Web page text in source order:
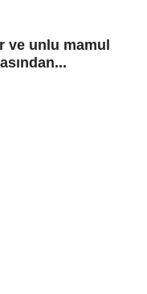
ve unlu mamul